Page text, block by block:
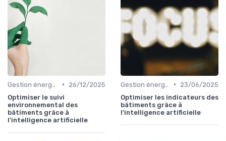
•
26/12/2025
Optimiser le suivi
environnemental des
bâtiments grâce à
l'intelligence artificielle
•
23/06/2025
Optimiser les indicateurs des
bâtiments grâce à
l'intelligence artificielle